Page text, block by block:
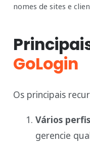
nomes de sites e
GoLogin
Os principais
Vários
gerencie